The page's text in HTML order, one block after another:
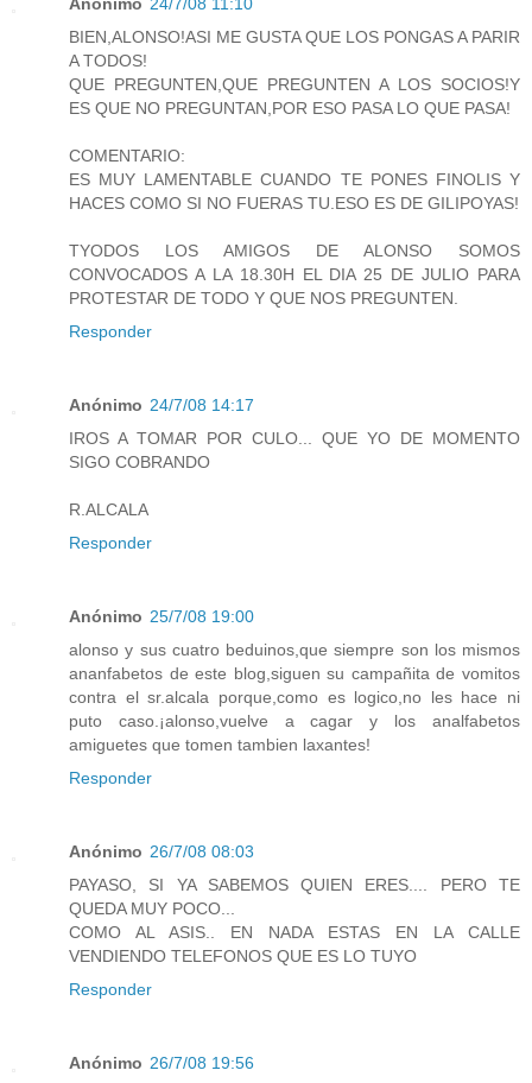
Anónimo 24/7/08 11:10
BIEN,ALONSO!ASI ME GUSTA QUE LOS PONGAS A PARIR
A TODOS!
QUE PREGUNTEN,QUE PREGUNTEN A LOS SOCIOS!Y
ES QUE NO PREGUNTAN,POR ESO PASA LO QUE PASA!
COMENTARIO:
ES MUY LAMENTABLE CUANDO TE PONES FINOLIS Y
HACES COMO SI NO FUERAS TU.ESO ES DE GILIPOYAS!
TYODOS LOS AMIGOS DE ALONSO SOMOS
CONVOCADOS A LA 18.30H EL DIA 25 DE JULIO PARA
PROTESTAR DE TODO Y QUE NOS PREGUNTEN.
Responder
Anónimo 24/7/08 14:17
IROS A TOMAR POR CULO... QUE YO DE MOMENTO
SIGO COBRANDO
R.ALCALA
Responder
Anónimo 25/7/08 19:00
alonso y sus cuatro beduinos,que siempre son los mismos
ananfabetos de este blog,siguen su campañita de vomitos
contra el sr.alcala porque,como es logico,no les hace ni
puto caso.¡alonso,vuelve a cagar y los analfabetos
amiguetes que tomen tambien laxantes!
Responder
Anónimo 26/7/08 08:03
PAYASO, SI YA SABEMOS QUIEN ERES.... PERO TE
QUEDA MUY POCO...
COMO AL ASIS.. EN NADA ESTAS EN LA CALLE
VENDIENDO TELEFONOS QUE ES LO TUYO
Responder
Anónimo 26/7/08 19:56